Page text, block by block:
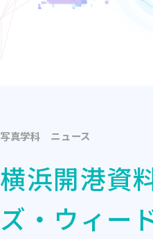
写真学科 ニュース
横浜開港資
ズ・ウィー